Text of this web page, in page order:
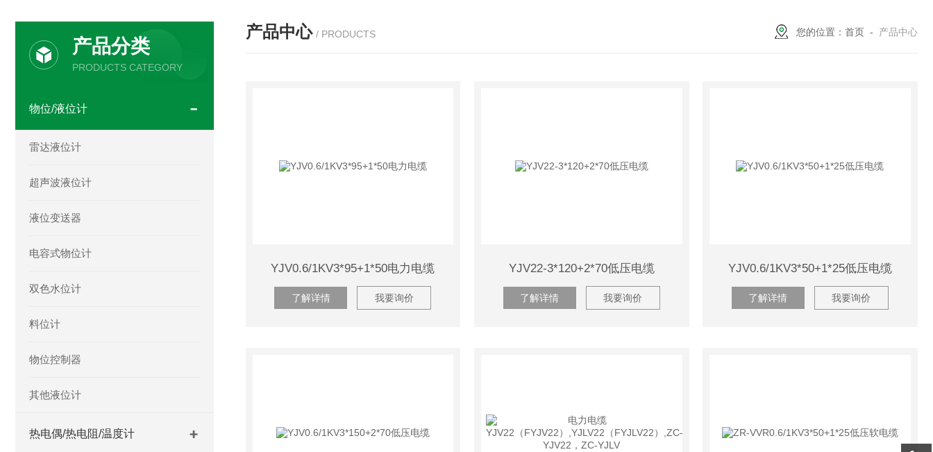
产品分类
PRODUCTS CATEGORY
物位/液位计
雷达液位计
超声波液位计
液位变送器
电容式物位计
双色水位计
料位计
物位控制器
其他液位计
热电偶/热电阻/温度计
产品中心 / PRODUCTS 您的位置： 首页 - 产品中心
YJV0.6/1KV3*95+1*50电力电缆
了解详情 我要询价
YJV22-3*120+2*70低压电缆
了解详情 我要询价
YJV0.6/1KV3*50+1*25低压电缆
了解详情 我要询价